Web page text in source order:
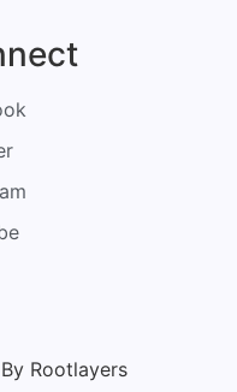
Rootlayers